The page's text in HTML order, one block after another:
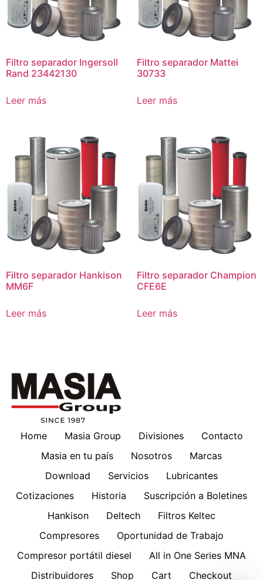
Filtro separador Ingersoll
Rand 23442130
Leer más
Filtro separador Mattei
30733
Leer más
Filtro separador Hankison
MM6F
Leer más
Filtro separador Champion
CFE6E
Leer más
Home Masia Group Divisiones
Contacto
Masia en tu país
Nosotros
Marcas
Download
Servicios
Lubricantes
Cotizaciones
Historia
Suscripción a Boletines
Hankison
Deltech
Filtros Keltec
Compresores
Oportunidad de Trabajo
Compresor portátil diesel
All in One Series MNA
Distribuidores
Shop Cart Checkout